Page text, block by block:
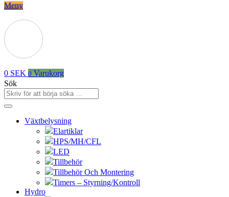
Meny
0 SEK 0 Varukorg
Sök
Växtbelysning
Elartiklar
HPS/MH/CFL
LED
Tillbehör
Tillbehör Och Montering
Timers – Styrning/Kontroll
Hydro